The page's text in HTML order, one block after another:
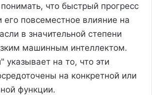
что быстрый прогресс
повсеместное влияние на
в значительной степени
машинным интеллектом.
указывает на то, что эти
на конкретной или
функции.